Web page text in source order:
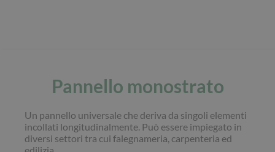
Pannello monostrato
Un pannello universale che deriva da singoli elementi
incollati longitudinalmente. Può essere impiegato in
diversi settori tra cui falegnameria, carpenteria ed